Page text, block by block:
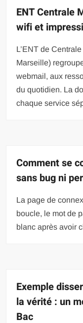
ENT Centrale
wifi et
L’ENT de
Marseille)
webmail, aux
du quotidien. La
chaque service
Comment se
sans bug ni
La page de
boucle, le mot de
blanc après avoir
Exemple
la vérité : un
Bac